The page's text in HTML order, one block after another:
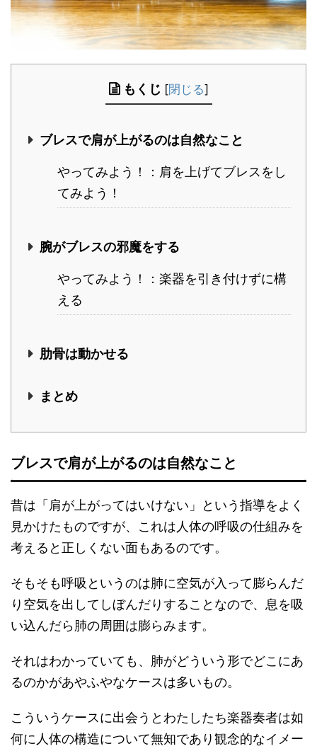
もくじ [閉じる]
ブレスで肩が上がるのは自然なこと
やってみよう！：肩を上げてブレスをし
てみよう！
腕がブレスの邪魔をする
やってみよう！：楽器を引き付けずに構
える
肋骨は動かせる
まとめ
ブレスで肩が上がるのは自然なこと
昔は「肩が上がってはいけない」という指導をよく
見かけたものですが、これは人体の呼吸の仕組みを
考えると正しくない面もあるのです。
そもそも呼吸というのは肺に空気が入って膨らんだ
り空気を出してしぼんだりすることなので、息を吸
い込んだら肺の周囲は膨らみます。
それはわかっていても、肺がどういう形でどこにあ
るのかがあやふやなケースは多いもの。
こういうケースに出会うとわたしたち楽器奏者は如
何に人体の構造について無知であり観念的なイメー